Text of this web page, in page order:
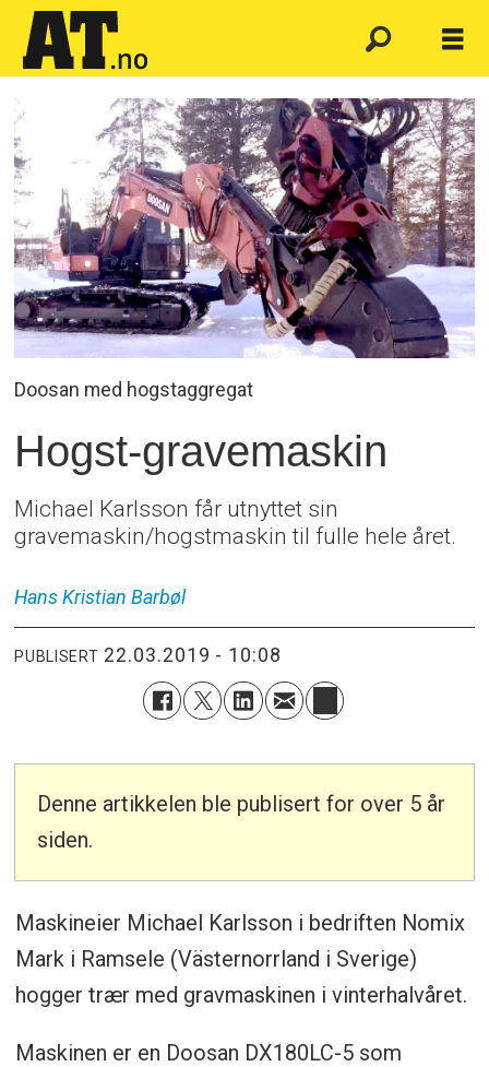
Doosan med hogstaggregat
Hogst-gravemaskin
Michael Karlsson får utnyttet sin
gravemaskin/hogstmaskin til fulle hele året.
Hans Kristian Barbøl
PUBLISERT 22.03.2019 - 10:08
Denne artikkelen ble publisert for over 5 år
siden.
Maskineier Michael Karlsson i bedriften Nomix
Mark i Ramsele (Västernorrland i Sverige)
hogger trær med gravmaskinen i vinterhalvåret.
Maskinen er en Doosan DX180LC-5 som